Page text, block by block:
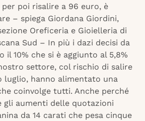
per poi risalire a 96 euro, è
– spiega Giordana Giordini,
Oreficeria e Gioielleria di
Sud – In più i dazi decisi da
il 10% che si è aggiunto al 5,8%
settore, col rischio di salire
luglio, hanno alimentato una
coinvolge tutti. Anche perché
gli aumenti delle quotazioni
da 14 carati che pesa cinque